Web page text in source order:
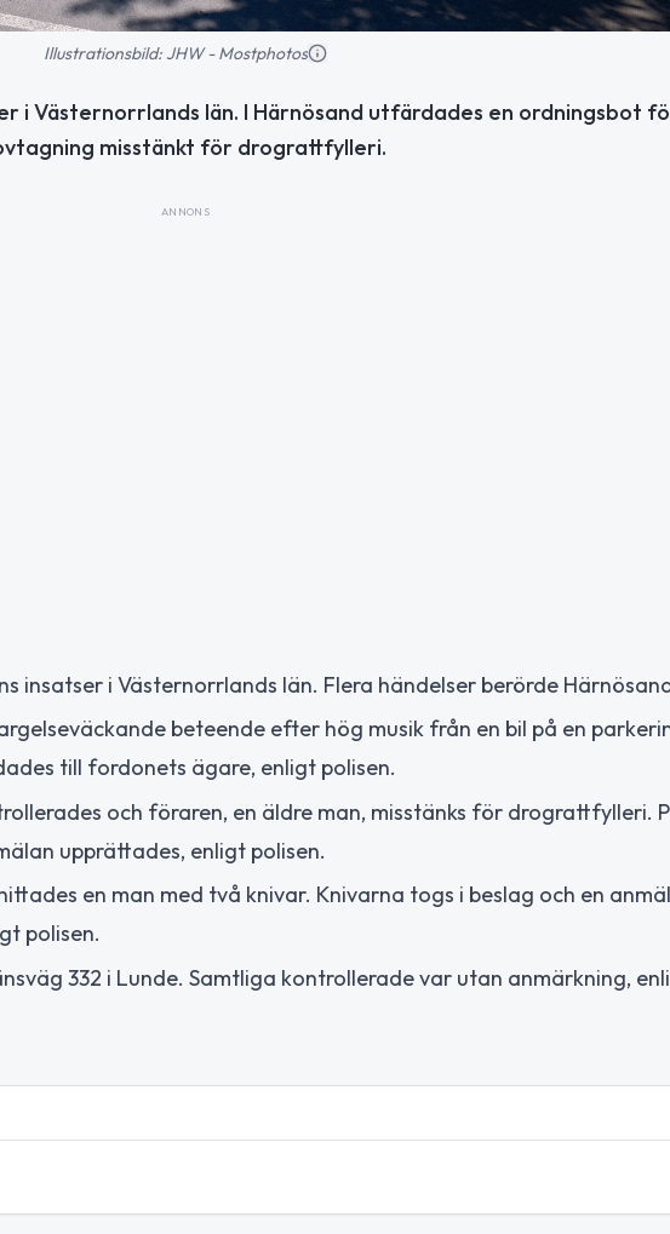
Illustrationsbild: JHW - Mostphotos
i Västernorrlands län. I Härnösand utfärdades en ordningsbot
misstänkt för drograttfylleri.
ANNONS
insatser i Västernorrlands län. Flera händelser berörde
beteende efter hög musik från en bil på en
till fordonets ägare, enligt polisen.
och föraren, en äldre man, misstänks för drograttfylleri.
upprättades, enligt polisen.
en man med två knivar. Knivarna togs i beslag och en
polisen.
332 i Lunde. Samtliga kontrollerade var utan anmärkning,